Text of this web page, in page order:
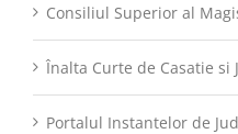
Consiliul Superior al
Înalta Curte de Casatie si
Portalul Instantelor de